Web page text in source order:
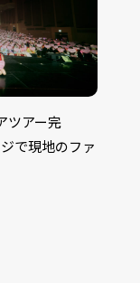
ツアー完
で現地のファ